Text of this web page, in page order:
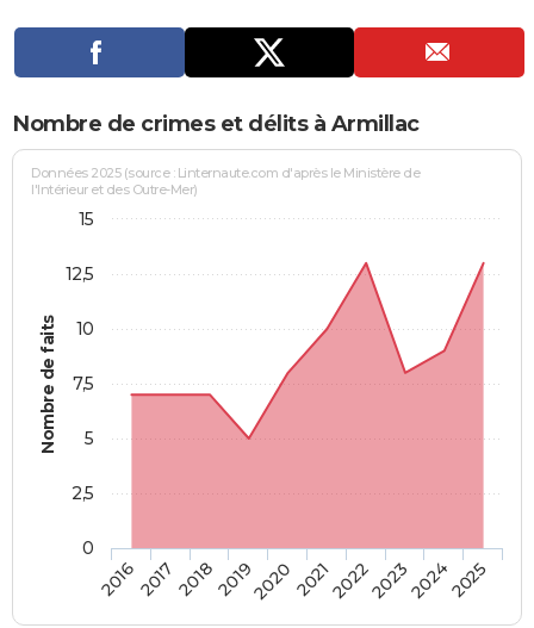
S'inscrire
Se connecter
Lycées
Collèges
Primaires
Universités
Entreprises
Service militaire
Avis de recherche
AVIS DE DÉCÈS
FORUM
Bricolage
Lifestyle
Culture
Sport
Auto
Television
Voyage
Cinema
Nombre de crimes et délits à Armillac
Nombre de faits
Données 2025 (source : Linternaute.com d'après le Ministère de
l'Intérieur et des Outre-Mer)
2016201720182019202020212022202320242025
0
2,5
5
7,5
10
12,5
15